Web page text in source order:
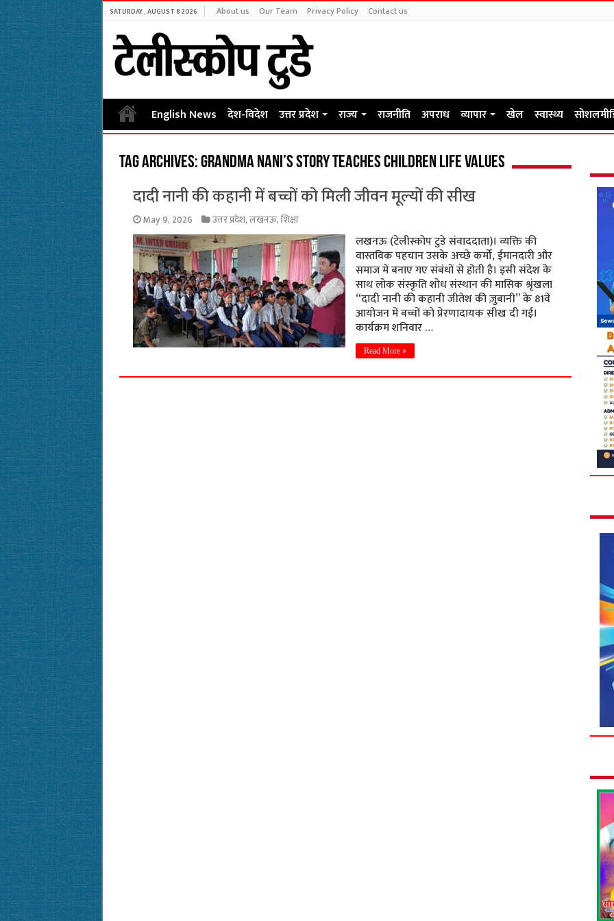
SATURDAY , AUGUST 8 2026 About us Our Team Privacy Policy Contact us
English News देश-विदेश उत्तर प्रदेश राज्य राजनीति अपराध व्यापार खेल स्वास्थ्य
Tag Archives:Grandma Nani’s story teaches children life values
दादी नानी की कहानी में बच्चों को मिली जीवन मूल्यों की सीख
May 9, 2026 उत्तर प्रदेश,लखनऊ,शिक्षा
लखनऊ (टेलीस्कोप टुडे संवाददाता)। व्यक्ति की
वास्तविक पहचान उसके अच्छे कर्मों, ईमानदारी और
समाज में बनाए गए संबंधों से होती है। इसी संदेश के
साथ लोक संस्कृति शोध संस्थान की मासिक श्रृंखला
“दादी नानी की कहानी जीतेश की ज़ुबानी” के 81वें
आयोजन में बच्चों को प्रेरणादायक सीख दी गई।
कार्यक्रम शनिवार …
Read More »